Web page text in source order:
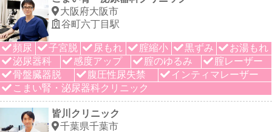
大阪府大阪市
谷町六丁目駅
頻尿 子宮脱 尿もれ 腟縮小 黒ずみ
お湯もれ
泌尿器科
感度アップ 腟のゆるみ
腟レーザー
骨盤臓器脱
腹圧性尿失禁
インティマレーザー
こまい腎・泌尿器科クリニック
皆川クリニック
千葉県千葉市